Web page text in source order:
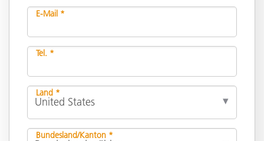
E-Mail *
Tel. *
Land *
Bundesland/Kanton *